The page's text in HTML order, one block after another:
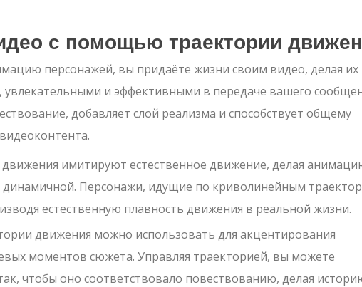
с помощью траектории
персонажей, вы придаёте жизни своим видео, делая их
и эффективными в передаче вашего
добавляет слой реализма и способствует общему
имитируют естественное движение, делая
динамичной. Персонажи, идущие по криволинейным
естественную плавность движения в реальной жизни.
движения можно использовать для акцентирования
моментов сюжета. Управляя траекторией, вы можете
чтобы оно соответствовало повествованию, делая